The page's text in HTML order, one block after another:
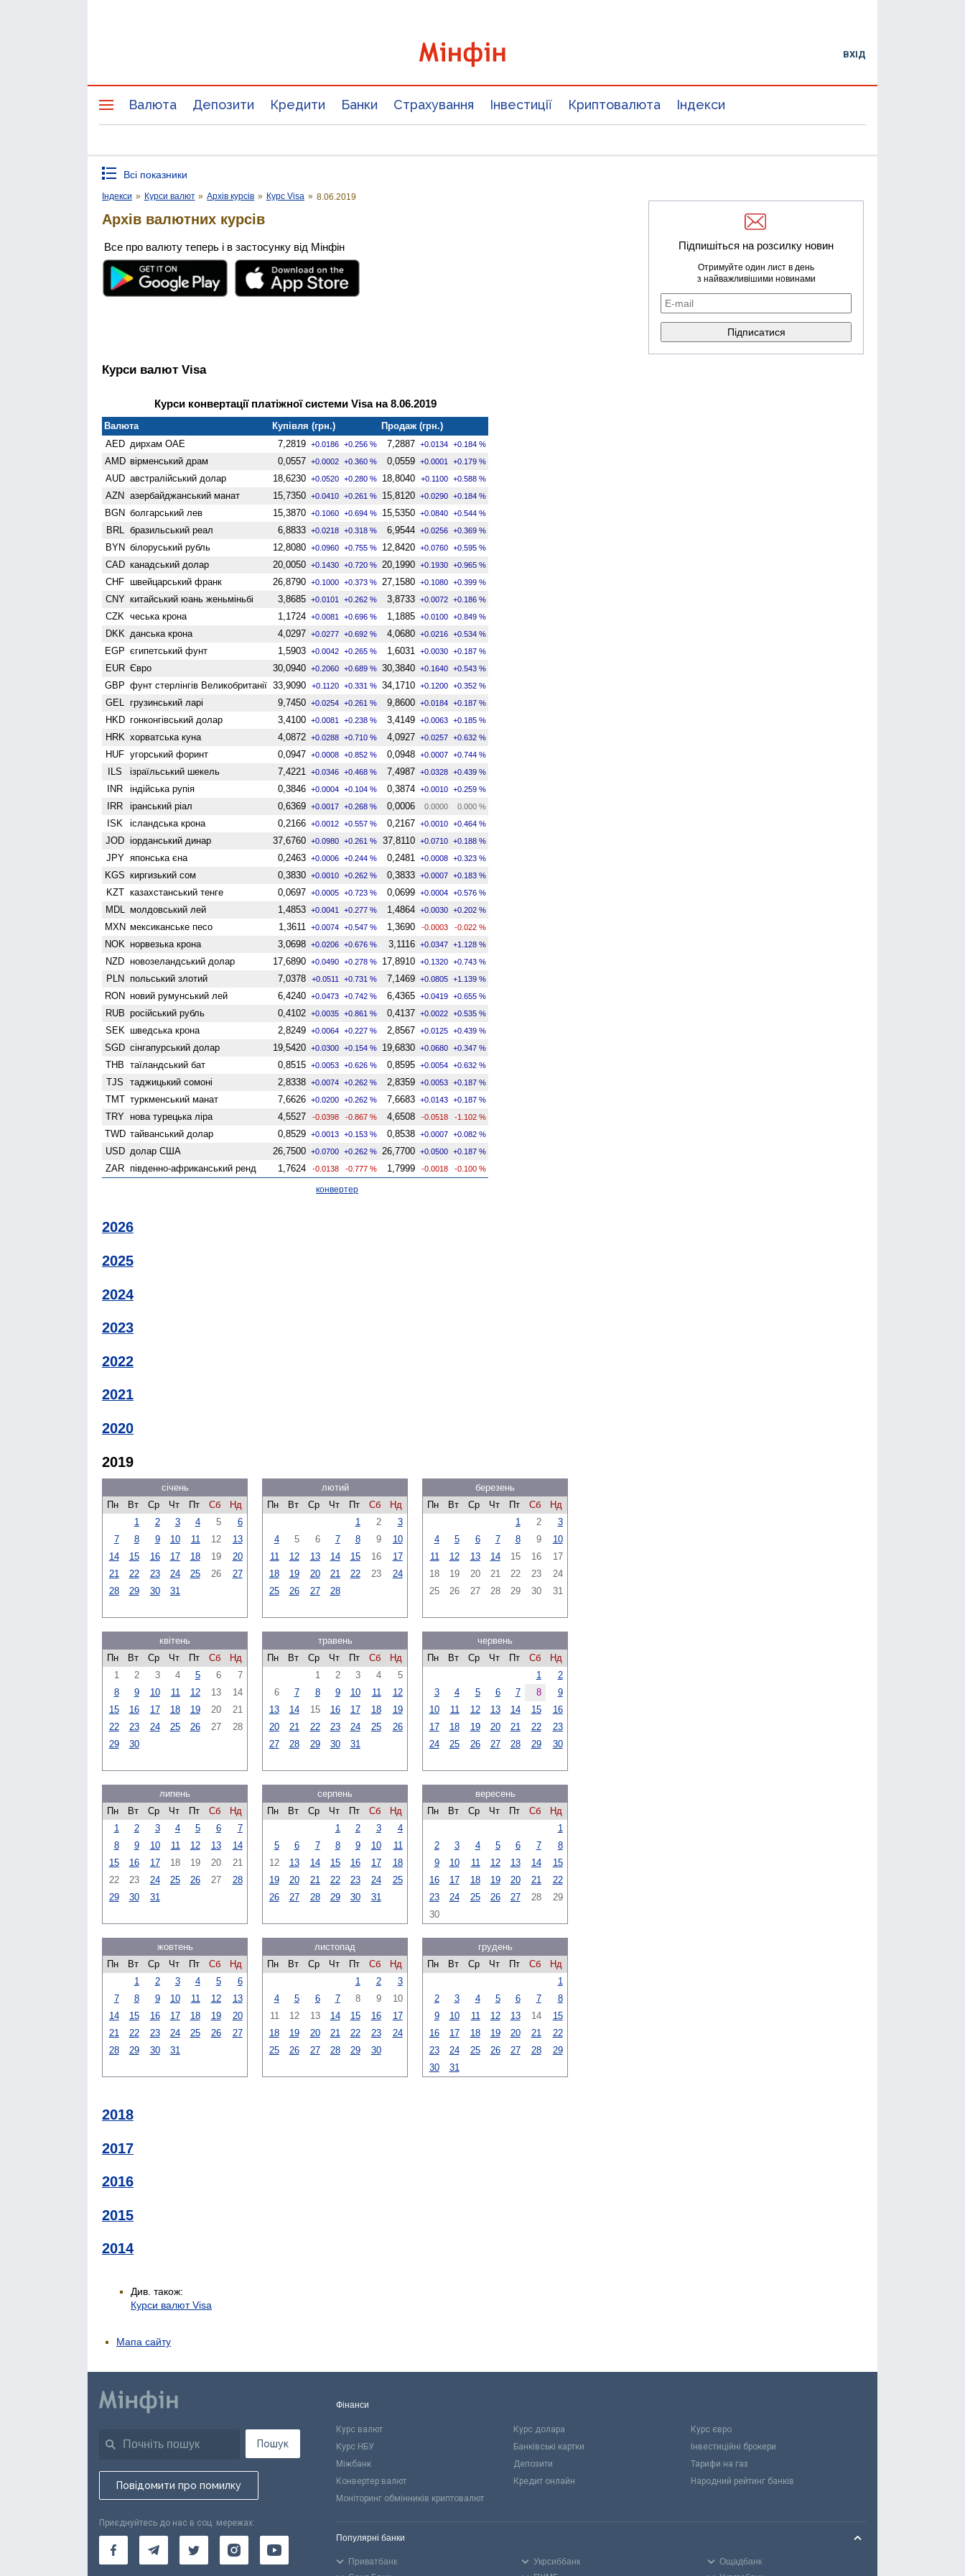
ВХІД
Валюта Депозити Кредити Банки Страхування Інвестиції Криптовалюта Індекси
Всі показники
Індекси » Курси валют » Архів курсів » Курс Visa » 8.06.2019
Архів валютних курсів
Все про валюту теперь і в застосунку від Мінфін
Курси валют Visa
Курси конвертації платіжної системи Visa на 8.06.2019
Валюта Купівля (грн.)
Продаж (грн.)
AED дирхам ОАЕ 7,2819 +0.0186 +0.256 % 7,2887 +0.0134 +0.184 %
AMD вiрменський драм 0,0557 +0.0002 +0.360 % 0,0559 +0.0001 +0.179 %
AUD австралійський долар 18,6230 +0.0520 +0.280 % 18,8040 +0.1100 +0.588 %
AZN азербайджанський манат 15,7350 +0.0410 +0.261 % 15,8120 +0.0290 +0.184 %
BGN болгарський лев 15,3870 +0.1060 +0.694 % 15,5350 +0.0840 +0.544 %
BRL бразильський реал 6,8833 +0.0218 +0.318 % 6,9544 +0.0256 +0.369 %
BYN білоруський рубль 12,8080 +0.0960 +0.755 % 12,8420 +0.0760 +0.595 %
CAD канадський долар 20,0050 +0.1430 +0.720 % 20,1990 +0.1930 +0.965 %
CHF швейцарський франк 26,8790 +0.1000 +0.373 % 27,1580 +0.1080 +0.399 %
CNY китайський юань женьмiньбi 3,8685 +0.0101 +0.262 % 3,8733 +0.0072 +0.186 %
CZK чеська крона 1,1724 +0.0081 +0.696 % 1,1885 +0.0100 +0.849 %
DKK данська крона 4,0297 +0.0277 +0.692 % 4,0680 +0.0216 +0.534 %
EGP єгипетський фунт 1,5903 +0.0042 +0.265 % 1,6031 +0.0030 +0.187 %
EUR Євро 30,0940 +0.2060 +0.689 % 30,3840 +0.1640 +0.543 %
GBP фунт стерлінгів Велико­британії 33,9090 +0.1120 +0.331 % 34,1710 +0.1200 +0.352 %
GEL грузинський ларі 9,7450 +0.0254 +0.261 % 9,8600 +0.0184 +0.187 %
HKD гонконгівський долар 3,4100 +0.0081 +0.238 % 3,4149 +0.0063 +0.185 %
HRK хорватська куна 4,0872 +0.0288 +0.710 % 4,0927 +0.0257 +0.632 %
HUF угорський форинт 0,0947 +0.0008 +0.852 % 0,0948 +0.0007 +0.744 %
ILS ізраїльський шекель 7,4221 +0.0346 +0.468 % 7,4987 +0.0328 +0.439 %
INR індійська рупія 0,3846 +0.0004 +0.104 % 0,3874 +0.0010 +0.259 %
IRR іранський ріал 0,6369 +0.0017 +0.268 % 0,0006 0.0000 0.000 %
ISK ісландська крона 0,2166 +0.0012 +0.557 % 0,2167 +0.0010 +0.464 %
JOD іорданський динар 37,6760 +0.0980 +0.261 % 37,8110 +0.0710 +0.188 %
JPY японська єна 0,2463 +0.0006 +0.244 % 0,2481 +0.0008 +0.323 %
KGS киргизький сом 0,3830 +0.0010 +0.262 % 0,3833 +0.0007 +0.183 %
KZT казахстанський тенге 0,0697 +0.0005 +0.723 % 0,0699 +0.0004 +0.576 %
MDL молдовський лей 1,4853 +0.0041 +0.277 % 1,4864 +0.0030 +0.202 %
MXN мексиканське песо 1,3611 +0.0074 +0.547 % 1,3690 -0.0003 -0.022 %
NOK норвезька крона 3,0698 +0.0206 +0.676 % 3,1116 +0.0347 +1.128 %
NZD ново­зеландський долар 17,6890 +0.0490 +0.278 % 17,8910 +0.1320 +0.743 %
PLN польський злотий 7,0378 +0.0511 +0.731 % 7,1469 +0.0805 +1.139 %
RON новий румунський лей 6,4240 +0.0473 +0.742 % 6,4365 +0.0419 +0.655 %
RUB російський рубль 0,4102 +0.0035 +0.861 % 0,4137 +0.0022 +0.535 %
SEK шведська крона 2,8249 +0.0064 +0.227 % 2,8567 +0.0125 +0.439 %
SGD сінгапурський долар 19,5420 +0.0300 +0.154 % 19,6830 +0.0680 +0.347 %
THB таїландський бат 0,8515 +0.0053 +0.626 % 0,8595 +0.0054 +0.632 %
TJS таджицький сомоні 2,8338 +0.0074 +0.262 % 2,8359 +0.0053 +0.187 %
TMT туркменський манат 7,6626 +0.0200 +0.262 % 7,6683 +0.0143 +0.187 %
TRY нова турецька ліра 4,5527 -0.0398 -0.867 % 4,6508 -0.0518 -1.102 %
TWD тайванський долар 0,8529 +0.0013 +0.153 % 0,8538 +0.0007 +0.082 %
USD долар США 26,7500 +0.0700 +0.262 % 26,7700 +0.0500 +0.187 %
ZAR південно-африканський ренд 1,7624 -0.0138 -0.777 % 1,7999 -0.0018 -0.100 %
конвертер
2026
2025
2024
2023
2022
2021
2020
2019
січень
Пн
Вт Ср Чт Пт Сб
Нд
1
2 3 4 5
6
7
8 9 10 11 12
13
14
15 16 17 18 19
20
21
22 23 24 25 26
27
28
29 30 31
лютий
Пн
Вт Ср Чт Пт Сб
Нд
1
2
3
4
5 6 7 8 9
10
11
12 13 14 15 16
17
18
19 20 21 22 23
24
25
26 27 28
березень
Пн
Вт Ср Чт Пт Сб
Нд
1
2
3
4
5 6 7 8 9
10
11
12 13 14 15 16
17
18
19 20 21 22 23
24
25
26 27 28 29 30 31
квітень
Пн
Вт Ср Чт Пт Сб
Нд
1
2 3 4 5 6
7
8
9 10 11 12 13
14
15
16 17 18 19 20
21
22
23 24 25 26 27
28
29
30
травень
Пн
Вт Ср Чт Пт Сб
Нд
1
2 3 4
5
6
7 8 9 10 11
12
13
14 15 16 17 18
19
20
21 22 23 24 25
26
27
28 29 30 31
червень
Пн
Вт Ср Чт Пт Сб
Нд
1
2
3
4 5 6 7 8
9
10
11 12 13 14 15
16
17
18 19 20 21 22
23
24
25 26 27 28 29 30
липень
Пн
Вт Ср Чт Пт Сб
Нд
1
2 3 4 5 6
7
8
9 10 11 12 13
14
15
16 17 18 19 20
21
22
23 24 25 26 27
28
29
30 31
серпень
Пн
Вт Ср Чт Пт Сб
Нд
1
2 3
4
5
6 7 8 9 10
11
12
13 14 15 16 17
18
19
20 21 22 23 24
25
26
27 28 29 30 31
вересень
Пн
Вт Ср Чт Пт Сб
Нд
1
2
3 4 5 6 7
8
9
10 11 12 13 14
15
16
17 18 19 20 21
22
23
24 25 26 27 28
29
30
жовтень
Пн
Вт Ср Чт Пт Сб
Нд
1
2 3 4 5
6
7
8 9 10 11 12
13
14
15 16 17 18 19
20
21
22 23 24 25 26
27
28
29 30 31
листопад
Пн
Вт Ср Чт Пт Сб
Нд
1
2
3
4
5 6 7 8 9
10
11
12 13 14 15 16
17
18
19 20 21 22 23
24
25
26 27 28 29 30
грудень
Пн
Вт Ср Чт Пт Сб
Нд
1
2
3 4 5 6 7
8
9
10 11 12 13 14
15
16
17 18 19 20 21
22
23
24 25 26 27 28
29
30
31
2018
2017
2016
2015
2014
Див. також:
Курси валют Visa
Підпишіться на розсилку новин
Отримуйте один лист в день
з найважливішими новинами
Мапа сайту
Пошук
Повідомити про помилку
Приєднуйтесь до нас в соц. мережах:
Фінанси
Курс валют Курс долара
Курс євро
Курс НБУ
Банківські картки
Інвестиційні брокери
Міжбанк
Депозити
Тарифи на газ
Конвертер валют
Кредит онлайн
Народний рейтинг банків
Моніторинг обмінників криптовалют
Популярні банки
Приватбанк Укрсиббанк
Ощадбанк